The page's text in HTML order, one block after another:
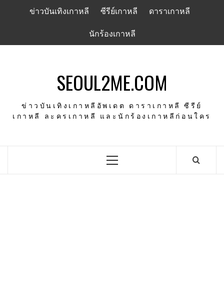
ข่าวบันเทิงเกาหลี ซีรีย์เกาหลี ดาราเกาหลี
นักร้องเกาหลี
SEOUL2ME.COM
ข่าวบันเทิงเกาหลีอัพเดต ดาราเกาหลี ซีรีย์
เกาหลี ละครเกาหลี และนักร้องเกาหลีก่อนใคร
Primary